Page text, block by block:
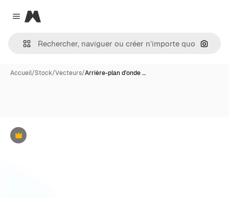
Close menu
Magnific
Accueil/Stock/Vecteurs/Arrière-plan d'onde …
Premium